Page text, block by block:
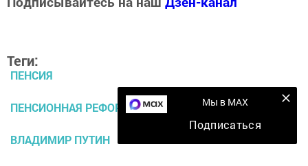
Теги:
ПЕНСИЯ
ПЕНСИОННАЯ РЕФОРМА
ВЛАДИМИР ПУТИН
Мы в MAX
Подписаться